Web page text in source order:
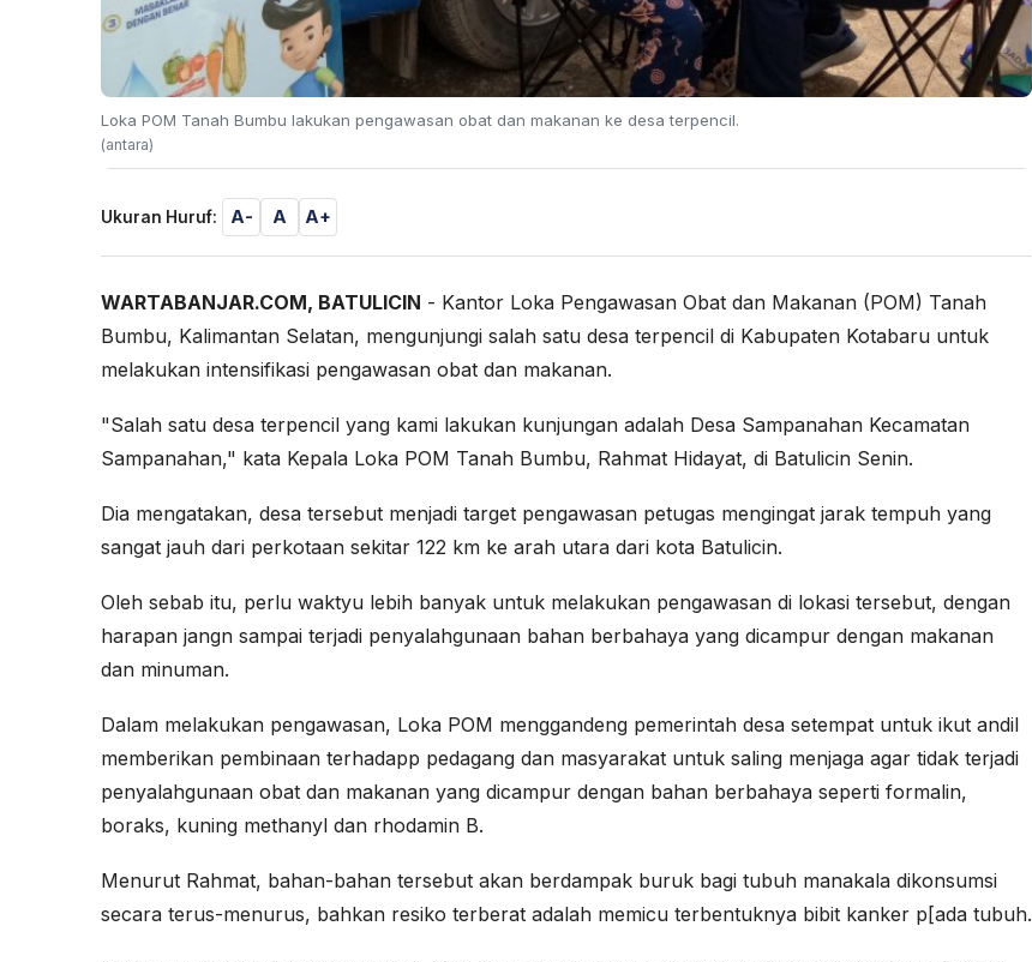
Loka POM Tanah Bumbu lakukan pengawasan obat dan makanan ke desa terpencil.
(antara)
Ukuran Huruf: A- A A+
WARTABANJAR.COM, BATULICIN - Kantor Loka Pengawasan Obat dan Makanan (POM) Tanah
Bumbu, Kalimantan Selatan, mengunjungi salah satu desa terpencil di Kabupaten Kotabaru untuk
melakukan intensifikasi pengawasan obat dan makanan.
"Salah satu desa terpencil yang kami lakukan kunjungan adalah Desa Sampanahan Kecamatan
Sampanahan," kata Kepala Loka POM Tanah Bumbu, Rahmat Hidayat, di Batulicin Senin.
Dia mengatakan, desa tersebut menjadi target pengawasan petugas mengingat jarak tempuh yang
sangat jauh dari perkotaan sekitar 122 km ke arah utara dari kota Batulicin.
Oleh sebab itu, perlu waktyu lebih banyak untuk melakukan pengawasan di lokasi tersebut, dengan
harapan jangn sampai terjadi penyalahgunaan bahan berbahaya yang dicampur dengan makanan
dan minuman.
Dalam melakukan pengawasan, Loka POM menggandeng pemerintah desa setempat untuk ikut andil
memberikan pembinaan terhadapp pedagang dan masyarakat untuk saling menjaga agar tidak terjadi
penyalahgunaan obat dan makanan yang dicampur dengan bahan berbahaya seperti formalin,
boraks, kuning methanyl dan rhodamin B.
Menurut Rahmat, bahan-bahan tersebut akan berdampak buruk bagi tubuh manakala dikonsumsi
secara terus-menurus, bahkan resiko terberat adalah memicu terbentuknya bibit kanker p[ada tubuh.